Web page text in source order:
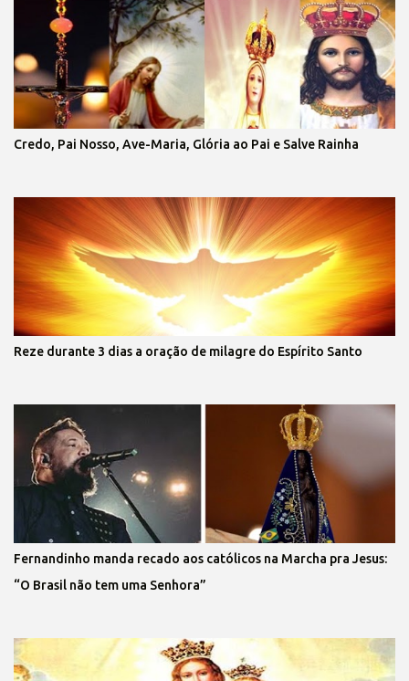
Credo, Pai Nosso, Ave-Maria, Glória ao Pai e Salve Rainha
Reze durante 3 dias a oração de milagre do Espírito Santo
Fernandinho manda recado aos católicos na Marcha pra Jesus:
“O Brasil não tem uma Senhora”